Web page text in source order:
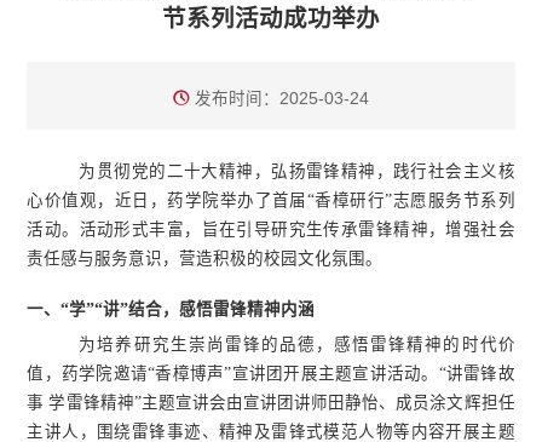
节系列活动成功举办
发布时间：2025-03-24
为贯彻党的二十大精神，弘扬雷锋精神，践行社会主义核
心价值观，近日，药学院举办了首届“香樟研行”志愿服务节系列
活动。活动形式丰富，旨在引导研究生传承雷锋精神，增强社会
责任感与服务意识，营造积极的校园文化氛围。
一、“学”“讲”结合，感悟雷锋精神内涵
为培养研究生崇尚雷锋的品德，感悟雷锋精神的时代价
值，药学院邀请“香樟博声”宣讲团开展主题宣讲活动。“讲雷锋故
事 学雷锋精神”主题宣讲会由宣讲团讲师田静怡、成员涂文辉担任
主讲人，围绕雷锋事迹、精神及雷锋式模范人物等内容开展主题